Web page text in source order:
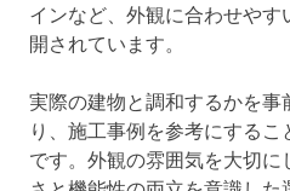
インなど、外観に合わせや
開されています。
実際の建物と調和するかを事
り、施工事例を参考にする
です。外観の雰囲気を大切